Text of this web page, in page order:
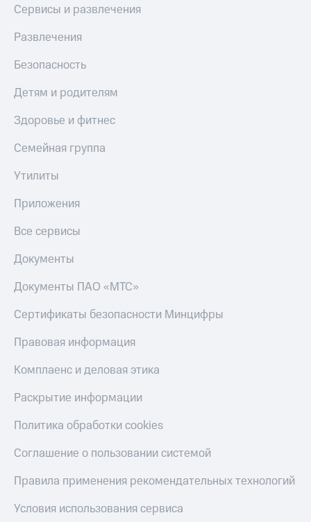
Сервисы и развлечения
Развлечения
Безопасность
Детям и родителям
Здоровье и фитнес
Семейная группа
Утилиты
Приложения
Все сервисы
Документы
Документы ПАО «МТС»
Сертификаты безопасности Минцифры
Правовая информация
Комплаенс и деловая этика
Раскрытие информации
Политика обработки cookies
Соглашение о пользовании системой
Правила применения рекомендательных технологий
Условия использования сервиса